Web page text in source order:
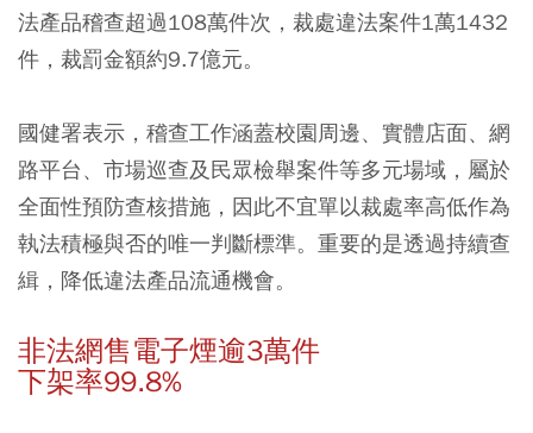
法產品稽查超過108萬件次，裁處違法案件1萬1432
件，裁罰金額約9.7億元。
國健署表示，稽查工作涵蓋校園周邊、實體店面、網
路平台、市場巡查及民眾檢舉案件等多元場域，屬於
全面性預防查核措施，因此不宜單以裁處率高低作為
執法積極與否的唯一判斷標準。重要的是透過持續查
緝，降低違法產品流通機會。
非法網售電子煙逾3萬件
下架率99.8%